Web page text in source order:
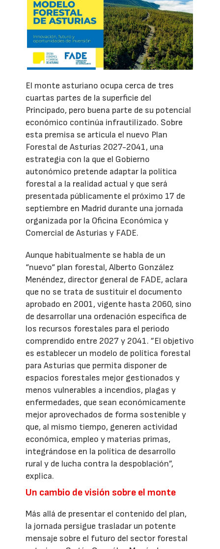
El monte asturiano ocupa cerca de tres
cuartas partes de la superficie del
Principado, pero buena parte de su potencial
económico continúa infrautilizado. Sobre
esta premisa se articula el nuevo Plan
Forestal de Asturias 2027-2041, una
estrategia con la que el Gobierno
autonómico pretende adaptar la política
forestal a la realidad actual y que será
presentada públicamente el próximo 17 de
septiembre en Madrid durante una jornada
organizada por la Oficina Económica y
Comercial de Asturias y FADE.
Aunque habitualmente se habla de un
“nuevo“ plan forestal, Alberto González
Menéndez, director general de FADE, aclara
que no se trata de sustituir el documento
aprobado en 2001, vigente hasta 2060, sino
de desarrollar una ordenación específica de
los recursos forestales para el periodo
comprendido entre 2027 y 2041. ”El objetivo
es establecer un modelo de política forestal
para Asturias que permita disponer de
espacios forestales mejor gestionados y
menos vulnerables a incendios, plagas y
enfermedades, que sean económicamente
mejor aprovechados de forma sostenible y
que, al mismo tiempo, generen actividad
económica, empleo y materias primas,
integrándose en la política de desarrollo
rural y de lucha contra la despoblación”,
explica.
Un cambio de visión sobre el monte
Más allá de presentar el contenido del plan,
la jornada persigue trasladar un potente
mensaje sobre el futuro del sector forestal